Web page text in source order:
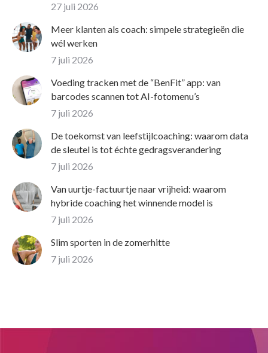
27 juli 2026
Meer klanten als coach: simpele strategieën die
wél werken
7 juli 2026
Voeding tracken met de “BenFit” app: van
barcodes scannen tot AI-fotomenu’s
7 juli 2026
De toekomst van leefstijlcoaching: waarom data
de sleutel is tot échte gedragsverandering
7 juli 2026
Van uurtje-factuurtje naar vrijheid: waarom
hybride coaching het winnende model is
7 juli 2026
Slim sporten in de zomerhitte
7 juli 2026